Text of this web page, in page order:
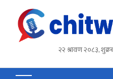
२२ श्रावण २०८३,